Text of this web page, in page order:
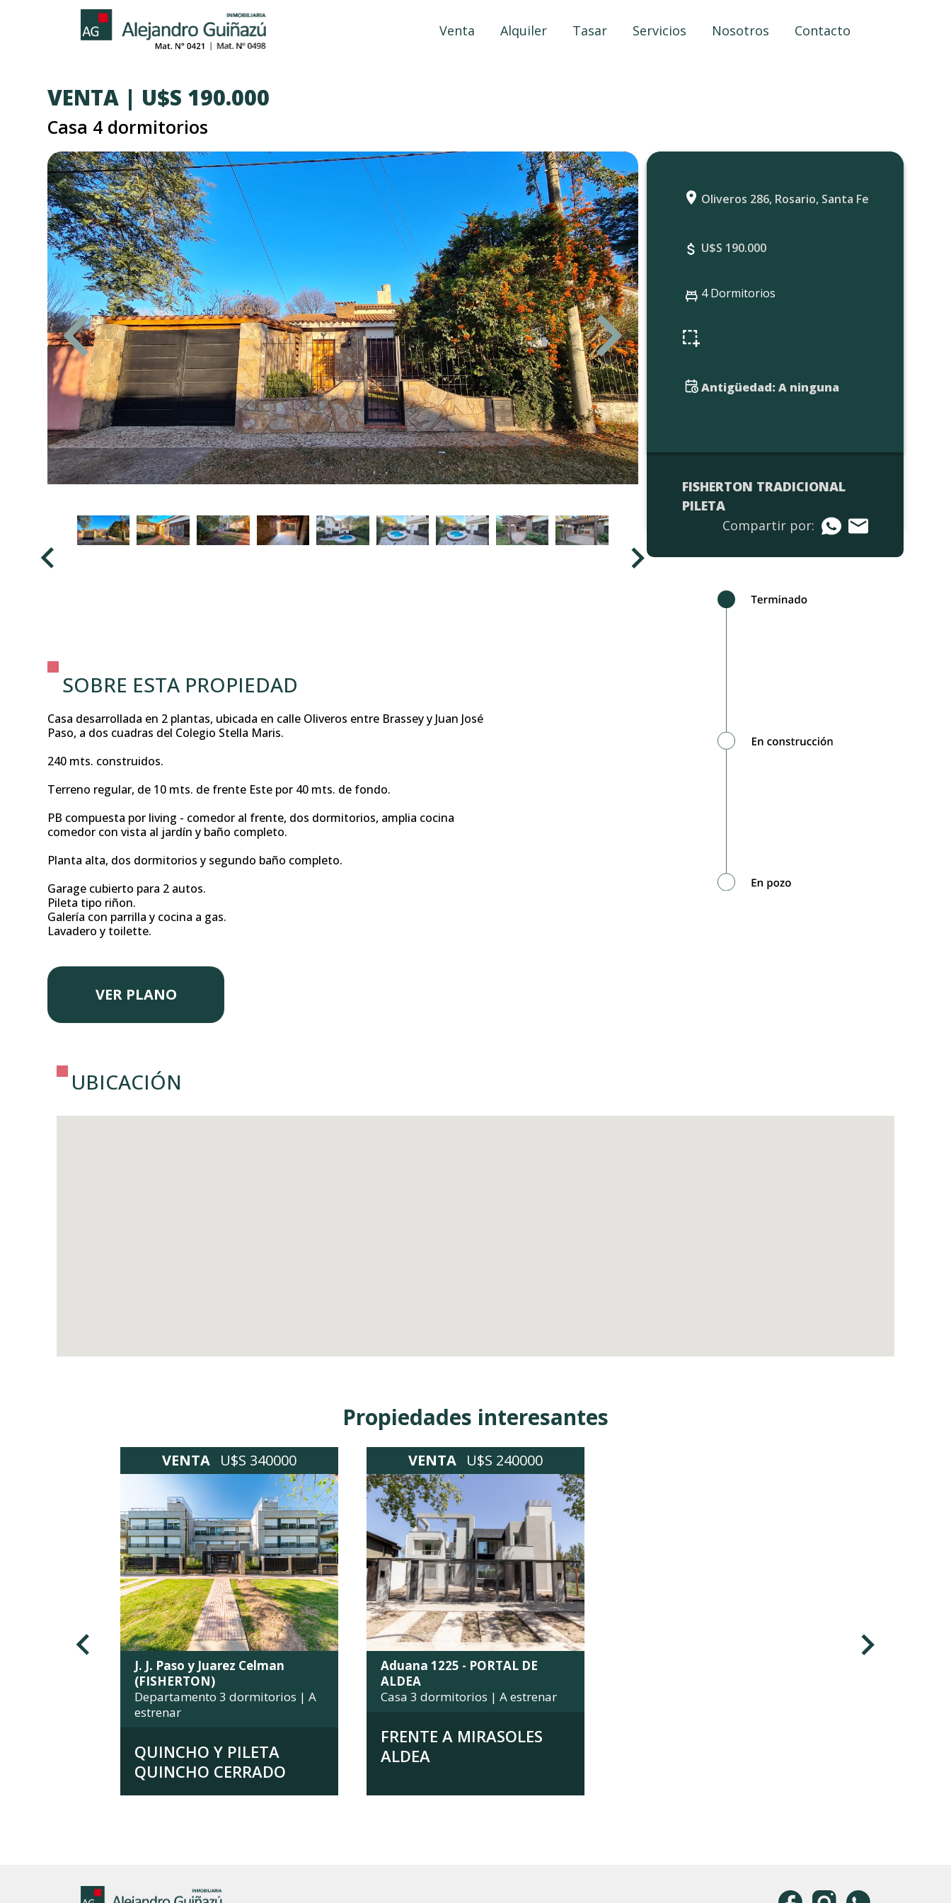
Venta Alquiler Tasar Servicios Nosotros Contacto
VENTA | U$S 190.000
Casa 4 dormitorios
Oliveros 286, Rosario, Santa Fe
U$S 190.000
4 Dormitorios
Antigüedad: A ninguna
FISHERTON TRADICIONAL
PILETA
Compartir por:
SOBRE ESTA PROPIEDAD
Casa desarrollada en 2 plantas, ubicada en calle Oliveros entre Brassey y Juan José
Paso, a dos cuadras del Colegio Stella Maris.
240 mts. construidos.
Terreno regular, de 10 mts. de frente Este por 40 mts. de fondo.
PB compuesta por living - comedor al frente, dos dormitorios, amplia cocina
comedor con vista al jardín y baño completo.
Planta alta, dos dormitorios y segundo baño completo.
Garage cubierto para 2 autos.
Pileta tipo riñon.
Galería con parrilla y cocina a gas.
Lavadero y toilette.
VER PLANO
UBICACIÓN
Propiedades interesantes
VENTA U$S 340000
J. J. Paso y Juarez Celman
(FISHERTON)
Departamento 3 dormitorios | A
estrenar
QUINCHO Y PILETA
QUINCHO CERRADO
VENTA U$S 240000
Aduana 1225 - PORTAL DE
ALDEA
Casa 3 dormitorios | A estrenar
FRENTE A MIRASOLES
ALDEA